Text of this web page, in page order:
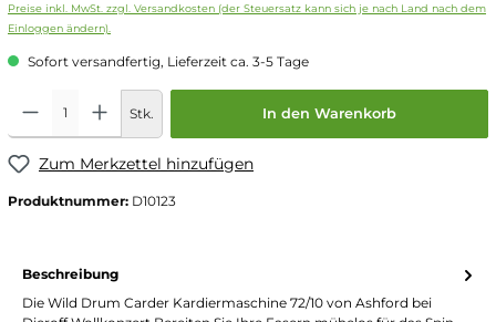
Preise inkl. MwSt. zzgl. Versandkosten (der Steuersatz kann sich je nach Land nach dem
Einloggen ändern).
Sofort versandfertig, Lieferzeit ca. 3-5 Tage
Stk. In den Warenkorb
Zum Merkzettel hinzufügen
Produktnummer: D10123
Beschreibung
Die Wild Drum Carder Kardiermaschine 72/10 von Ashford bei